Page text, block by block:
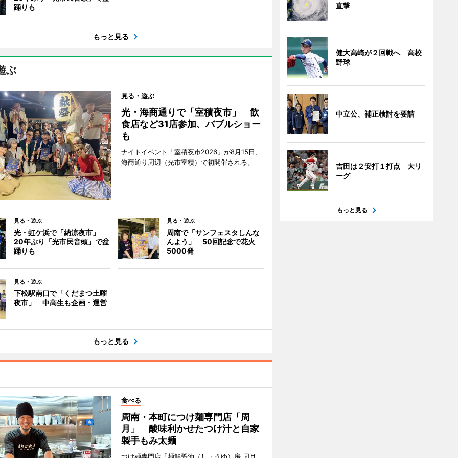
踊りも
もっと見る
ぶ
見る・遊ぶ
光・海商通りで「室積夜市」 飲
食店など31店参加、バブルショー
も
ナイトイベント「室積夜市2026」が8月15日、
海商通り周辺（光市室積）で初開催される。
見る・遊ぶ
光・虹ケ浜で「納涼夜市」
20年ぶり「光市民音頭」で盆
踊りも
見る・遊ぶ
周南で「サンフェスタしんな
んよう」 50回記念で花火
5000発
見る・遊ぶ
下松駅南口で「くだまつ土曜
夜市」 中高生も企画・運営
もっと見る
食べる
周南・本町につけ麺専門店「周
月」 酸味利かせたつけ汁と自家
製手もみ太麺
直撃
健大高崎が２回戦へ 高校
野球
中立公、補正検討を要請
吉田は２安打１打点 大リ
ーグ
もっと見る